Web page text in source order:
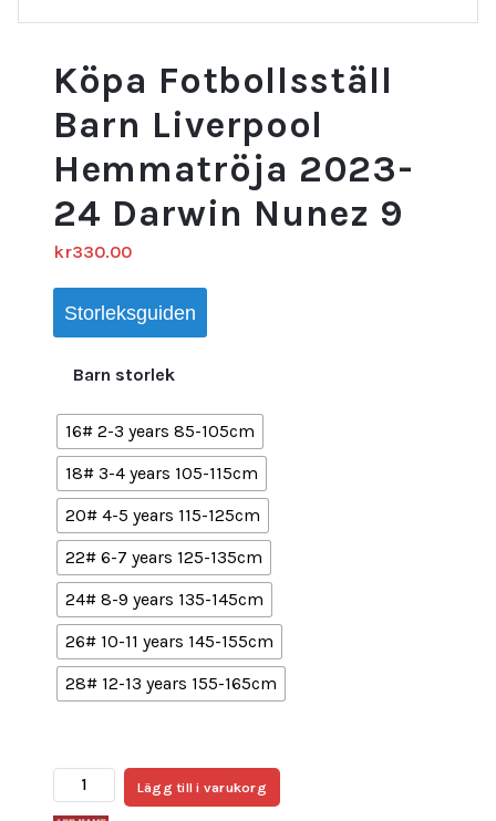
Köpa Fotbollsställ
Barn Liverpool
Hemmatröja 2023-
24 Darwin Nunez 9
kr330.00
Storleksguiden
Barn storlek
16# 2-3 years 85-105cm
18# 3-4 years 105-115cm
20# 4-5 years 115-125cm
22# 6-7 years 125-135cm
24# 8-9 years 135-145cm
26# 10-11 years 145-155cm
28# 12-13 years 155-165cm
Köpa
Fotbollsställ
Lägg till i varukorg